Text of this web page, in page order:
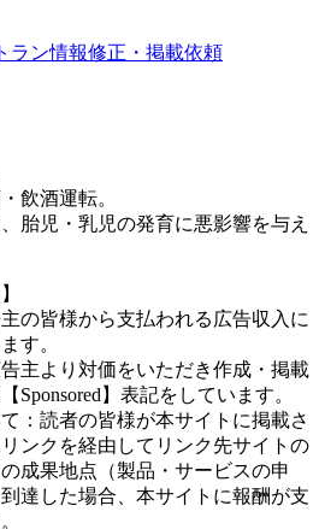
ラン情報修正・掲載依頼
飲酒運転。
胎児・乳児の発育に悪影響を与え
の皆様から支払われる広告収入に
す。
主より対価をいただき作成・掲載
Sponsored】表記をしています。
：読者の皆様が本サイトに掲載さ
ンクを経由してリンク先サイトの
成果地点（製品・サービスの申
達した場合、本サイトに報酬が支